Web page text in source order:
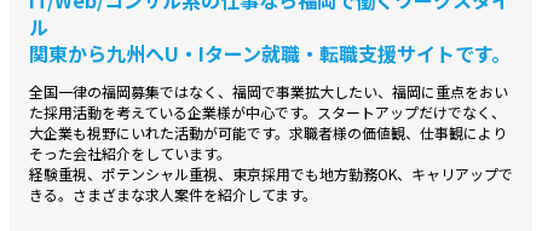
ル
関東から九州へU・Iターン就職・転職支援サイトです。
全国⼀律の福岡募集ではなく、福岡で事業拡⼤したい、福岡に重点をおい
た採⽤活動を考えている企業様が中⼼です。スタートアップだけでなく、
⼤企業も視野にいれた活動が可能です。求職者様の価値観、仕事観により
そった会社紹介をしています。
経験重視、ポテンシャル重視、東京採⽤でも地⽅勤務OK、キャリアップで
きる。さまざまな求⼈案件を紹介してます。